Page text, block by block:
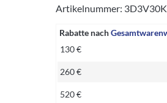
Artikelnummer:
Rabatte nach
130 €
260 €
520 €